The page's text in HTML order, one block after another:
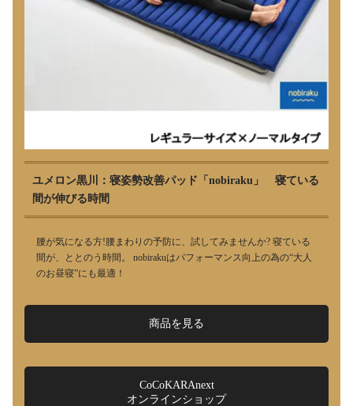
ユメロン黒川：寝姿勢改善パッド「nobiraku」 寝ている
間が伸びる時間
腰が気になる方!腰まわりの予防に、試してみませんか? 寝ている
間が、ととのう時間。 nobirakuはパフォーマンス向上の為の“大人
のお昼寝”にも最適！
商品を見る
CoCoKARAnext
オンラインショップ